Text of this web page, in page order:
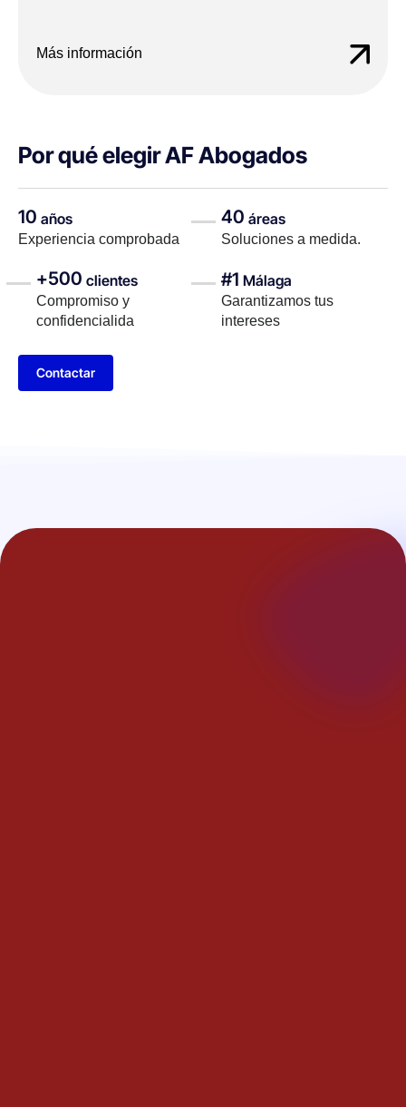
Más información
Por qué elegir AF Abogados
10 años
Experiencia comprobada
40 áreas
Soluciones a medida.
+500 clientes
Compromiso y
confidencialida
#1 Málaga
Garantizamos tus
intereses
Contactar